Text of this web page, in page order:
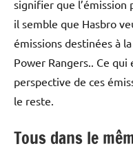
signifier que
il semble que Hasbro
émissions destinées à
Power Rangers.. Ce
perspective de ces
le reste.
Tous dans le